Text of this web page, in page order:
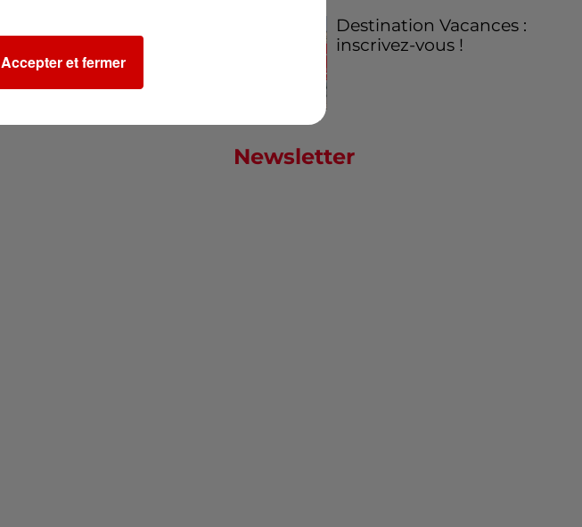
Destination Vacances :
inscrivez-vous !
Newsletter
Accepter et fermer